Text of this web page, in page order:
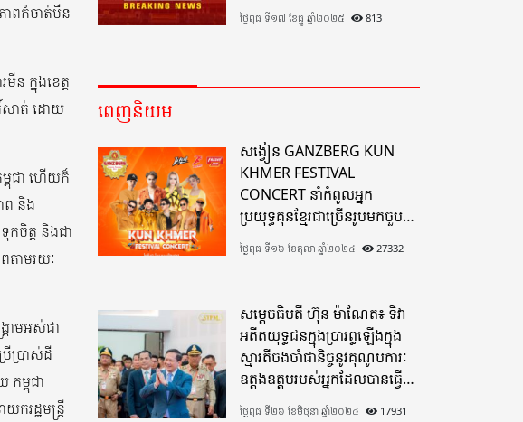
ពកំចាត់មីន
ន ក្នុងខេត្ត
ធិ៍សាត់ ដោយ
ពុជា ហើយក៏
ព និង
ចិត្ត និងជា
ាមរយៈ
ាមអស់ជា
ើប្រាស់ដី
កម្ពុជា
រដ្ឋមន្រ្តី
ថ្ងៃពុធ ទី១៧ ខែធ្នូ ឆ្នាំ២០២៥ 813
ពេញនិយម
សង្វៀន GANZBERG KUN
KHMER FESTIVAL
CONCERT នាំកំពូលអ្នក
ប្រយុទ្ធគុនខ្មែរជាច្រើនរូបមកចួប
គ្នាលើសង្វៀនគុនខ្មែរតែមួយដ៏
អស្ចារ្យលើទឹកដីខេត្តបាត់ដំបង
ថ្ងៃពុធ ទី១៦ ខែតុលា ឆ្នាំ២០២៤ 27332
សម្តេចធិបតី ហ៊ុន ម៉ាណែត៖ ទិវា
អតីតយុទ្ធជនក្នុងប្រារព្ធឡើងក្នុង
ស្មារតីចងចាំជានិច្ចនូវគុណូបការៈ
ឧត្តុងឧត្តមរបស់អ្នកដែលបានធ្វើ
មហាពលីកម្ម
ថ្ងៃពុធ ទី២៦ ខែមិថុនា ឆ្នាំ២០២៤ 17931